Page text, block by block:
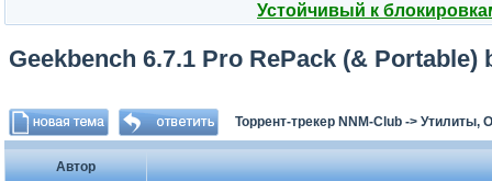
Устойчивый к
Geekbench 6.7.1 Pro RePack (&
Торрент-трекер NNM-Club -> Утилиты,
Автор